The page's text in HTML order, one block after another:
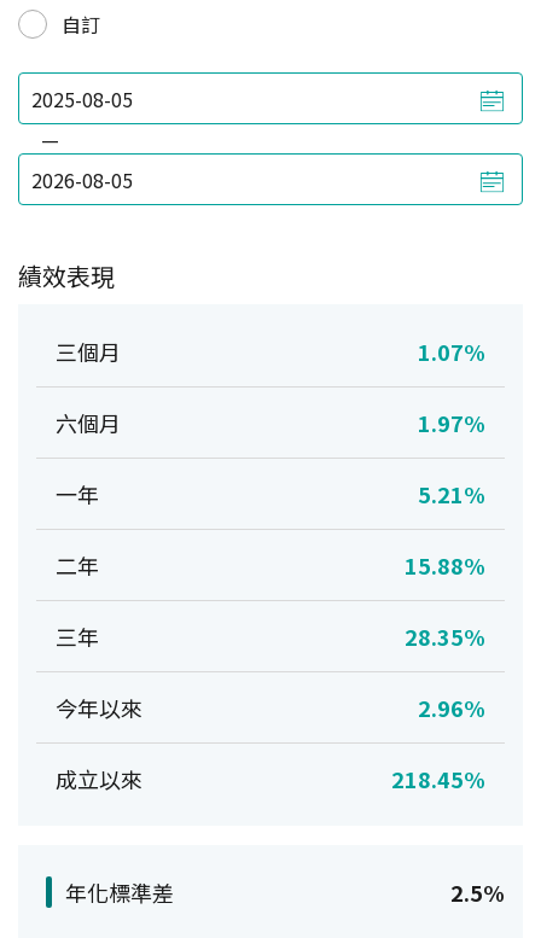
自訂
—
績效表現
三個月 1.07%
六個月 1.97%
一年 5.21%
二年 15.88%
三年 28.35%
今年以來 2.96%
成立以來 218.45%
年化標準差 2.5%